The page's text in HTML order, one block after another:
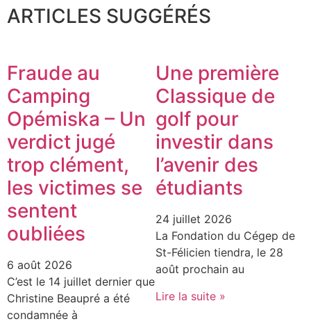
ARTICLES SUGGÉRÉS
Fraude au
Camping
Opémiska – Un
verdict jugé
trop clément,
les victimes se
sentent
oubliées
6 août 2026
C’est le 14 juillet dernier que
Christine Beaupré a été
condamnée à
Une première
Classique de
golf pour
investir dans
l’avenir des
étudiants
24 juillet 2026
La Fondation du Cégep de
St-Félicien tiendra, le 28
août prochain au
Lire la suite »